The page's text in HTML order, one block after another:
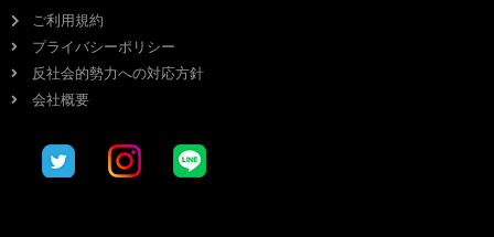
ご利用規約
プライバシーポリシー
反社会的勢力への対応方針
会社概要